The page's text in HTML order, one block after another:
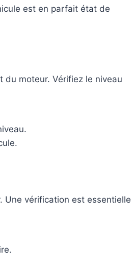
est en parfait état de
du moteur. Vérifiez le niveau
Une vérification est essentielle